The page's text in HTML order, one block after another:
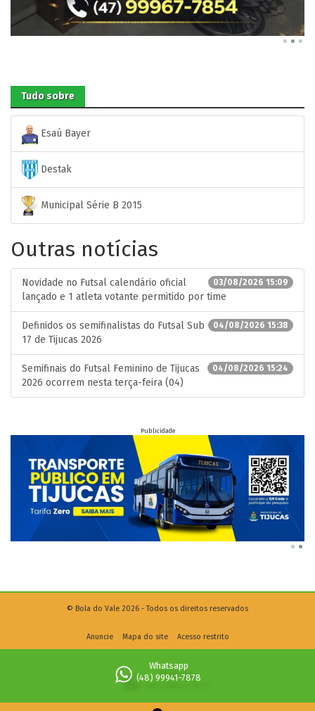
Tudo sobre
Esaú Bayer
Destak
Municipal Série B 2015
Outras notícias
03/08/2026 15:09
Novidade no Futsal calendário oficial
lançado e 1 atleta votante permitido por time
04/08/2026 15:38
Definidos os semifinalistas do Futsal Sub
17 de Tijucas 2026
04/08/2026 15:24
Semifinais do Futsal Feminino de Tijucas
2026 ocorrem nesta terça-feira (04)
Publicidade
© Bola do Vale 2026 - Todos os direitos reservados
Anuncie Mapa do site Acesso restrito
Whatsapp
(48) 99941-7878